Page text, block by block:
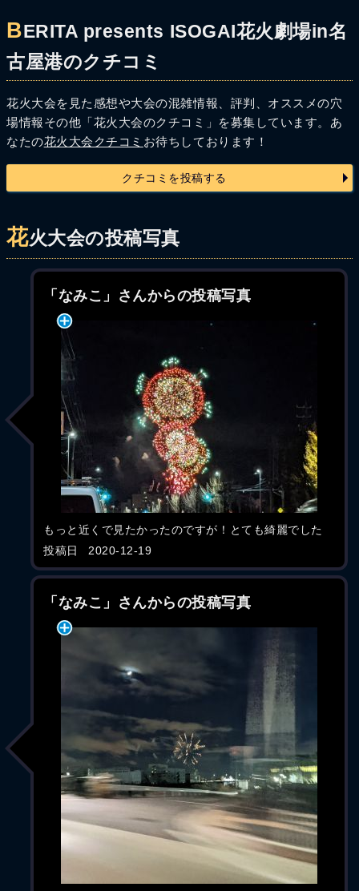
BERITA presents ISOGAI花火劇場in名
古屋港のクチコミ
花火大会を見た感想や大会の混雑情報、評判、オススメの穴
場情報その他「花火大会のクチコミ」を募集しています。あ
なたの花火大会クチコミ お待ちしております！
クチコミを投稿する
花火大会の投稿写真
「なみこ」さんからの投稿写真
もっと近くで見たかったのですが！とても綺麗でした
投稿日
2020-12-19
「なみこ」さんからの投稿写真